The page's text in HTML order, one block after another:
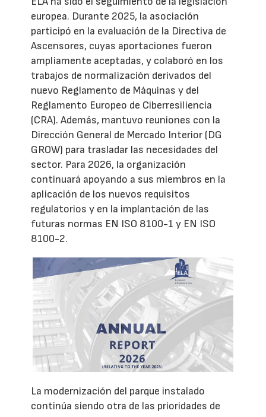
europea. Durante 2025, la asociación
participó en la evaluación de la Directiva de
Ascensores, cuyas aportaciones fueron
ampliamente aceptadas, y colaboró en los
trabajos de normalización derivados del
nuevo Reglamento de Máquinas y del
Reglamento Europeo de Ciberresiliencia
(CRA). Además, mantuvo reuniones con la
Dirección General de Mercado Interior (DG
GROW) para trasladar las necesidades del
sector. Para 2026, la organización
continuará apoyando a sus miembros en la
aplicación de los nuevos requisitos
regulatorios y en la implantación de las
futuras normas EN ISO 8100-1 y EN ISO
8100-2.
La modernización del parque instalado
continúa siendo otra de las prioridades de